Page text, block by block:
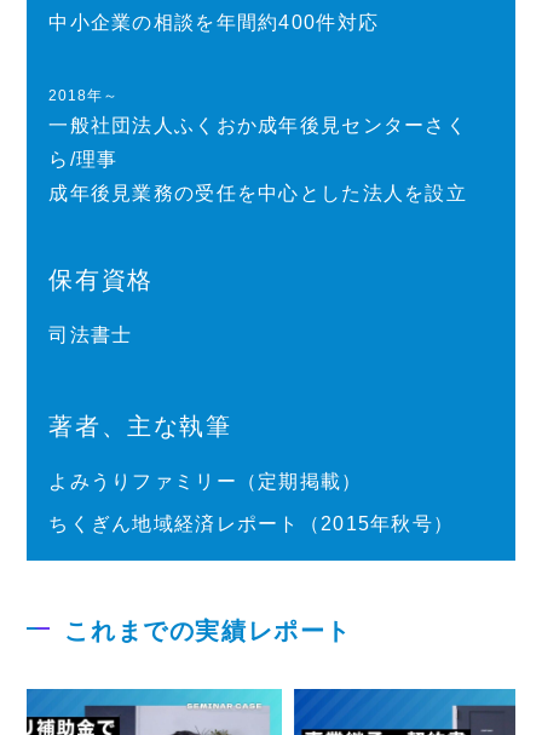
中小企業の相談を年間約400件対応
2018年～
一般社団法人ふくおか成年後見センターさく
ら/理事
成年後見業務の受任を中心とした法人を設立
保有資格
司法書士
著者、主な執筆
よみうりファミリー（定期掲載）
ちくぎん地域経済レポート（2015年秋号）
これまでの実績レポート